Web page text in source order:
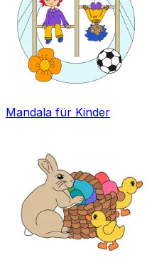
Mandala für Kinder